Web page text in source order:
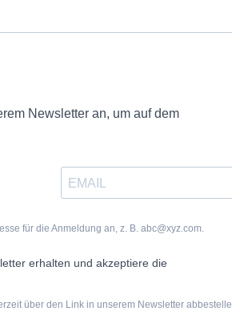
Newsletter an, um auf dem
für die Anmeldung an, z. B. abc@xyz.com.
erhalten und akzeptiere die
über den Link in unserem Newsletter